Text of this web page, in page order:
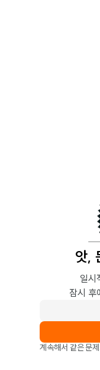
앗,
일시
잠시 후
계속해서 같은 문